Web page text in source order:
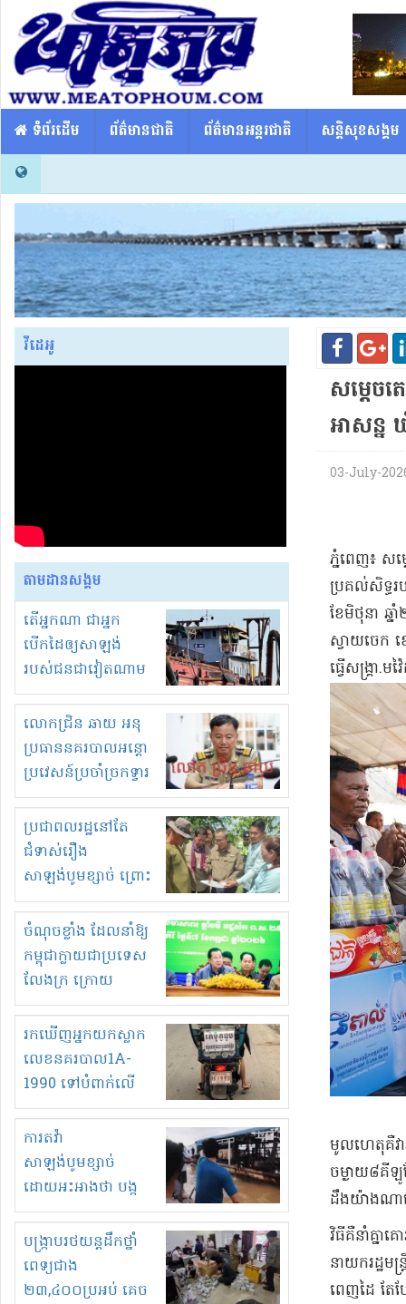
​​ ទំព័រដើម ព័ត៌មានជាតិ ព័ត៌មានអន្តរជាតិ សន្តិសុខសង្គម
វីដេអូ
តាមដានសង្គម
តើអ្នកណា ជាអ្នក
បើកដៃឲ្យសាឡង់
របស់ជនជាវៀតណាម
ចូល មកខុស
ច្បាប់លួចបូមខ្សាច់នៅ
ក្នុងប្រទេសកម្ពុជា
លោកជ្រិន ឆាយ អនុ
ប្រធាននគរបាលអន្តោ
ប្រវេសន៍ប្រចាំច្រកទ្វារ
ព្រំដែនភ្នំឌិន និងឈ្មួញ
មួយចំនួនទៀត
កំពង់តែគុបគិតគ្នា
ធ្វើសកម្មភាពរកស៊ីនិង
ស្តុកទំនិញគេចពន្ធ?
ប្រជាពលរដ្ឋនៅតែ
ជំទាស់រឿង
សាឡង់បូមខ្សាច់ ព្រោះ
ខ្លាចបាក់ច្រាំងទៀត!
ចំណុចខ្លាំង ដែលនាំឱ្យ
កម្ពុជាក្លាយជាប្រទេស
លែងក្រ ក្រោយ
ឆ្នាំ២០៣០
រកឃើញអ្នកយកស្លាក
លេខនគរបាល1A-
1990 ទៅបំពាក់លើ
ម៉ូតូរបស់ខ្លួន ដាកផ្លាក
រត់ឌុបហើយ
ការតវ៉ា
សាឡង់បូមខ្សាច់
ដោយអះអាងថា បង្ក
បាក់ច្រាំងទន្លេ និង
រំខានទាំងយប់ទាំងថ្ងៃ
បង្ក្រាបរថយន្តដឹកថ្នាំ
ពេទ្យជាង
២៣,៤០០ប្រអប់ គេច
សម្តេច
អាសន្ន
03-July-
ភ្នំពេញ៖ សម្
ប្រគល់សិទ្ធរ
ខែមិថុនា ឆ្
ស្វាយចេក
ធ្វើសង្គ្រា
មូលហេតុគឺវា
ចម្ងាយ៨គីឡូ
ដឹងយ៉ាងណា
វិធីគឺនាំគ្ន
នាយករដ្ឋម
ពេញដៃ តែ